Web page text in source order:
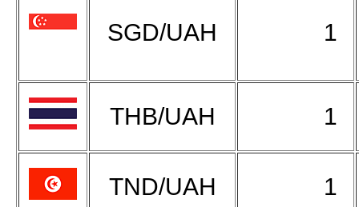
SGD/UAH 1
THB/UAH 1
TND/UAH 1